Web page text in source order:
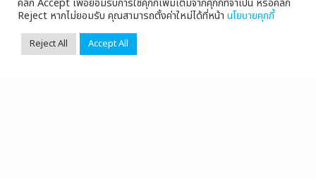
the country’s professional organization that lead and support
region.
Reject หากไม่ยอมรับ คุณสามารถตั้งค่าใหม่ได้ที่หน้า นโยบายคุกกี้
Reject All Accept All